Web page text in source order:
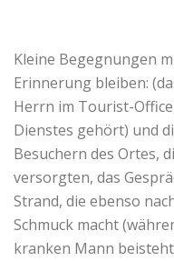
Kleine Begegnungen
Erinnerung bleiben:
Herrn im Tourist-
Dienstes gehört) und
Besuchern des Ortes,
versorgten, das
Strand, die ebenso
Schmuck macht
kranken Mann